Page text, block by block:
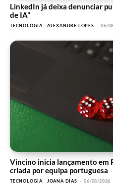
LinkedIn já deixa denunciar
de IA”
TECNOLOGIA ALEXANDRE LOPES - 06/
Vincino inicia lançamento em
criada por equipa portuguesa
TECNOLOGIA JOANA DIAS - 06/08/2026